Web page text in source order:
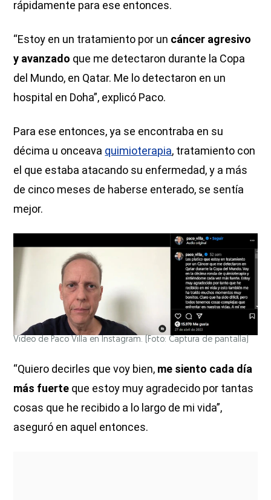
rápidamente para ese entonces.
“Estoy en un tratamiento por un cáncer agresivo
y avanzado que me detectaron durante la Copa
del Mundo, en Qatar. Me lo detectaron en un
hospital en Doha”, explicó Paco.
Para ese entonces, ya se encontraba en su
décima u onceava quimioterapia, tratamiento con
el que estaba atacando su enfermedad, y a más
de cinco meses de haberse enterado, se sentía
mejor.
Video de Paco Villa en Instagram. (Foto: Captura de pantalla)
“Quiero decirles que voy bien, me siento cada día
más fuerte que estoy muy agradecido por tantas
cosas que he recibido a lo largo de mi vida”,
aseguró en aquel entonces.